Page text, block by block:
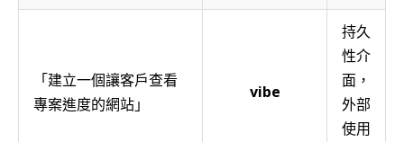
「建立一個讓客戶查看
專案進度的網站」
vibe
持久
性介
面，
外部
使用